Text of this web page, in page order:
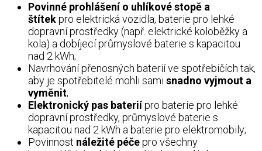
Povinné prohlášení o uhlíkové stopě a
štítekpro elektrická vozidla, baterie pro lehké
dopravní prostředky (např. elektrické koloběžky a
kola) a dobíjecí průmyslové baterie s kapacitou
nad 2 kWh;
Navrhování přenosných baterií ve spotřebičích tak,
aby je spotřebitelé mohli sami snadno vyjmout a
vyměnit;
Elektronický pas bateriípro baterie pro lehké
dopravní prostředky, průmyslové baterie s
kapacitou nad 2 kWh a baterie pro elektromobily;
Povinnost náležité péčepro všechny